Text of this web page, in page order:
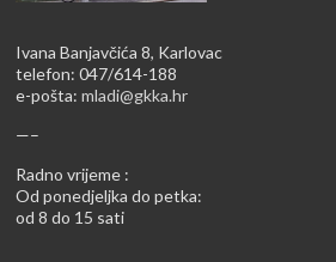
Ivana Banjavčića 8, Karlovac
telefon: 047/614-188
e-pošta:mladi@gkka.hr
—–
Radno vrijeme :
Od ponedjeljka do petka:
od 8 do 15 sati